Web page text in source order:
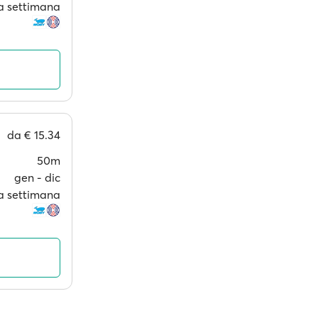
settimana
da € 15.34
50m
gen ‐ dic
settimana